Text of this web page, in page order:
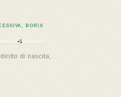
BORIA
+5
di nascita,